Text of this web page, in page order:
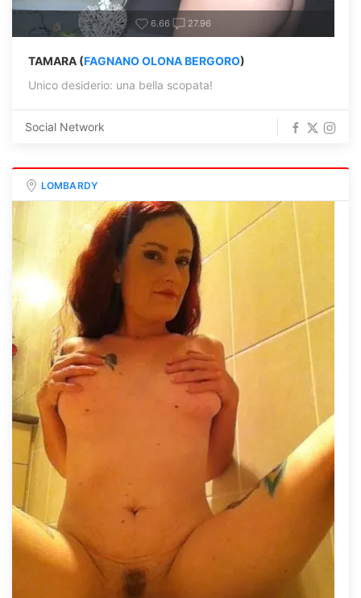
6.66 27.96
TAMARA (FAGNANO OLONA BERGORO)
Unico desiderio: una bella scopata!
Social Network
LOMBARDY